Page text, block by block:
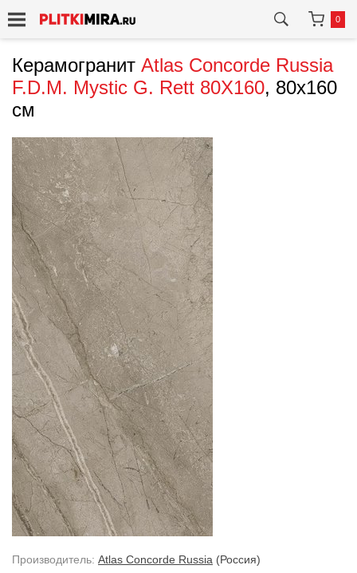
0
Керамогранит Atlas Concorde Russia
F.D.M. Mystic G. Rett 80X160, 80x160
см
Производитель: Atlas Concorde Russia (Россия)